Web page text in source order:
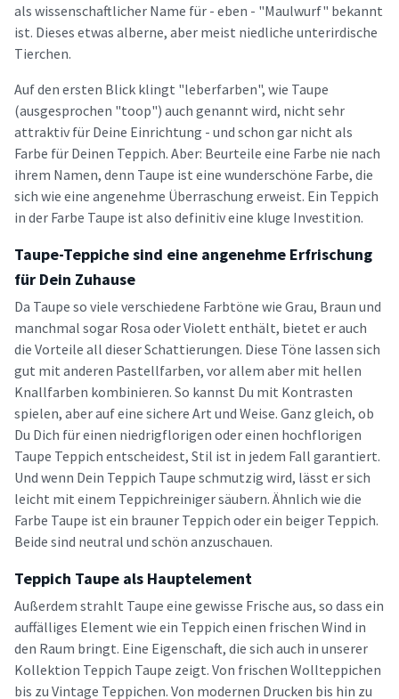
als wissenschaftlicher Name für - eben - "Maulwurf" bekannt
ist. Dieses etwas alberne, aber meist niedliche unterirdische
Tierchen.
Auf den ersten Blick klingt "leberfarben", wie Taupe
(ausgesprochen "toop") auch genannt wird, nicht sehr
attraktiv für Deine Einrichtung - und schon gar nicht als
Farbe für Deinen Teppich. Aber: Beurteile eine Farbe nie nach
ihrem Namen, denn Taupe ist eine wunderschöne Farbe, die
sich wie eine angenehme Überraschung erweist. Ein Teppich
in der Farbe Taupe ist also definitiv eine kluge Investition.
Taupe-Teppiche sind eine angenehme Erfrischung
für Dein Zuhause
Da Taupe so viele verschiedene Farbtöne wie Grau, Braun und
manchmal sogar Rosa oder Violett enthält, bietet er auch
die Vorteile all dieser Schattierungen. Diese Töne lassen sich
gut mit anderen Pastellfarben, vor allem aber mit hellen
Knallfarben kombinieren. So kannst Du mit Kontrasten
spielen, aber auf eine sichere Art und Weise. Ganz gleich, ob
Du Dich für einen niedrigflorigen oder einen hochflorigen
Taupe Teppich entscheidest, Stil ist in jedem Fall garantiert.
Und wenn Dein Teppich Taupe schmutzig wird, lässt er sich
leicht mit einem Teppichreiniger säubern. Ähnlich wie die
Farbe Taupe ist ein brauner Teppich oder ein beiger Teppich.
Beide sind neutral und schön anzuschauen.
Teppich Taupe als Hauptelement
Außerdem strahlt Taupe eine gewisse Frische aus, so dass ein
auffälliges Element wie ein Teppich einen frischen Wind in
den Raum bringt. Eine Eigenschaft, die sich auch in unserer
Kollektion Teppich Taupe zeigt. Von frischen Wollteppichen
bis zu Vintage Teppichen. Von modernen Drucken bis hin zu